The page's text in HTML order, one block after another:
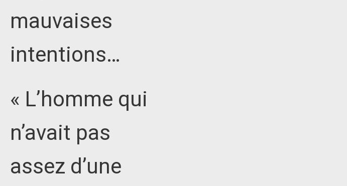
mauvaises
intentions…
« L’homme qui
n’avait pas
assez d’une